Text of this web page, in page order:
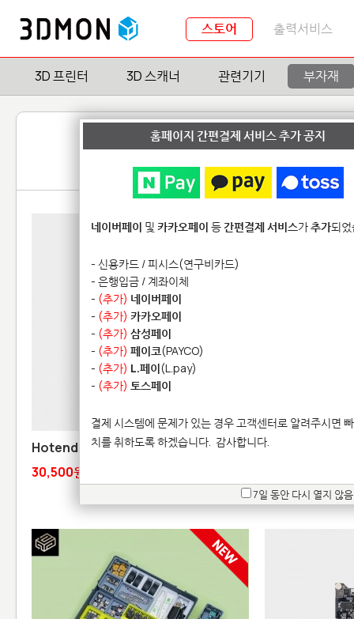
스토어 출력서비스
3D 프린터 3D 스캐너 관련기기 부자재
Hotend - H2 시리즈 / P2S / X2D
30,500원
High Flow
84,800원
홈페이지 간편결제 서비스 추가 공지
네이버페이 및 카카오페이 등간편결제 서비스가추가되
- 신용카드 / 피시스(연구비카드)
- 은행입금 / 계좌이체
- (추가) 네이버페이
- (추가) 카카오페이
- (추가) 삼성페이
- (추가) 페이코(PAYCO)
- (추가) L.페이(L.pay)
- (추가) 토스페이
결제 시스템에 문제가 있는 경우 고객센터로 알려주시면
치를 취하도록 하겠습니다. 감사합니다.
7일 동안 다시 열지 않음